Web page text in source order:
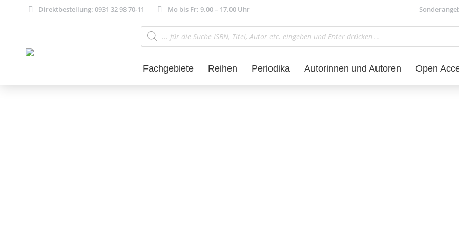
Direktbestellung: 0931 32 98 70-11 Mo bis Fr: 9.00 – 17.00 Uhr
Products
search
Fachgebiete Reihen Periodika Autorinnen und Autoren Open